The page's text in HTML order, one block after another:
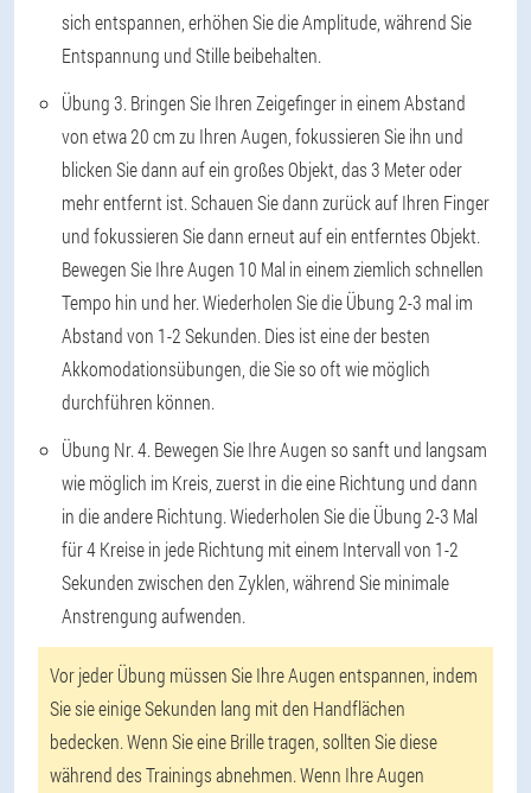
sich entspannen, erhöhen Sie die Amplitude, während Sie
Entspannung und Stille beibehalten.
Übung 3. Bringen Sie Ihren Zeigefinger in einem Abstand
von etwa 20 cm zu Ihren Augen, fokussieren Sie ihn und
blicken Sie dann auf ein großes Objekt, das 3 Meter oder
mehr entfernt ist. Schauen Sie dann zurück auf Ihren Finger
und fokussieren Sie dann erneut auf ein entferntes Objekt.
Bewegen Sie Ihre Augen 10 Mal in einem ziemlich schnellen
Tempo hin und her. Wiederholen Sie die Übung 2-3 mal im
Abstand von 1-2 Sekunden. Dies ist eine der besten
Akkomodationsübungen, die Sie so oft wie möglich
durchführen können.
Übung Nr. 4. Bewegen Sie Ihre Augen so sanft und langsam
wie möglich im Kreis, zuerst in die eine Richtung und dann
in die andere Richtung. Wiederholen Sie die Übung 2-3 Mal
für 4 Kreise in jede Richtung mit einem Intervall von 1-2
Sekunden zwischen den Zyklen, während Sie minimale
Anstrengung aufwenden.
Vor jeder Übung müssen Sie Ihre Augen entspannen, indem
Sie sie einige Sekunden lang mit den Handflächen
bedecken. Wenn Sie eine Brille tragen, sollten Sie diese
während des Trainings abnehmen. Wenn Ihre Augen